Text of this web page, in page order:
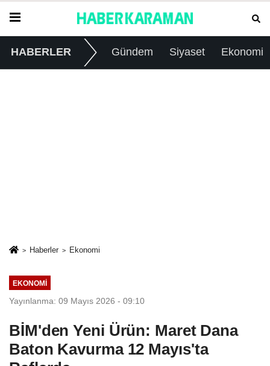
HABERLER Gündem Siyaset Ekonomi
Haberler Ekonomi
EKONOMI
Yayınlanma: 09 Mayıs 2026 - 09:10
BİM'den Yeni Ürün: Maret Dana
Baton Kavurma 12 Mayıs'ta